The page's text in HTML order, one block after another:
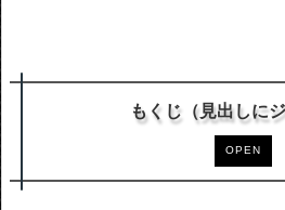
OPEN
もくじ（見出しに